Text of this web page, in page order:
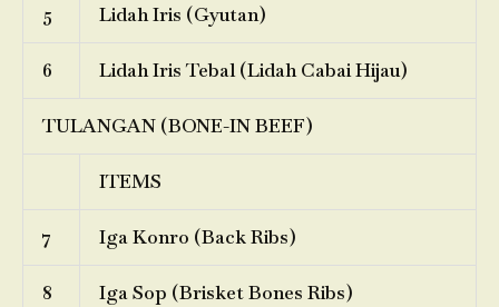
5 Lidah Iris (Gyutan)
6 Lidah Iris Tebal (Lidah Cabai Hijau)
TULANGAN (BONE-IN BEEF)
ITEMS
7 Iga Konro (Back Ribs)
8 Iga Sop (Brisket Bones Ribs)